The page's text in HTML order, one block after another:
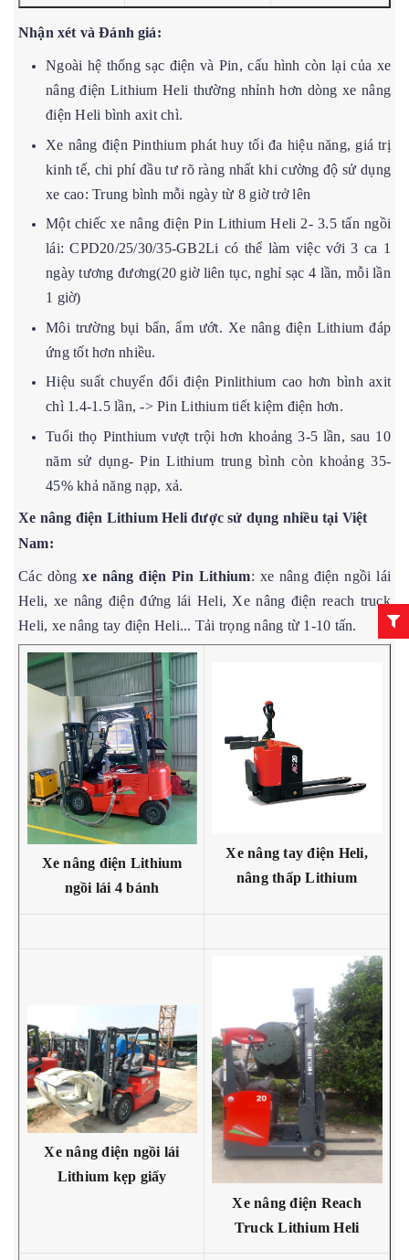
Nhận xét và Đánh giá:
Ngoài hệ thống sạc điện và Pin, cấu hình còn lại của xe
nâng điện Lithium Heli thường nhỉnh hơn dòng xe nâng
điện Heli bình axit chì.
Xe nâng điện Pinthium phát huy tối đa hiệu năng, giá trị
kinh tế, chi phí đầu tư rõ ràng nhất khi cường độ sử dụng
xe cao: Trung bình mỗi ngày từ 8 giờ trở lên
Một chiếc xe nâng điện Pin Lithium Heli 2- 3.5 tấn ngồi
lái: CPD20/25/30/35-GB2Li có thể làm việc với 3 ca 1
ngày tương đương(20 giờ liên tục, nghỉ sạc 4 lần, mỗi lần
1 giờ)
Môi trường bụi bẩn, ẩm ướt. Xe nâng điện Lithium đáp
ứng tốt hơn nhiều.
Hiệu suất chuyển đổi điện Pinlithium cao hơn bình axit
chì 1.4-1.5 lần, -> Pin Lithium tiết kiệm điện hơn.
Tuổi thọ Pinthium vượt trội hơn khoảng 3-5 lần, sau 10
năm sử dụng- Pin Lithium trung bình còn khoảng 35-
45% khả năng nạp, xả.
Xe nâng điện Lithium Heli được sử dụng nhiều tại Việt
Nam:
Các dòngxe nâng điện Pin Lithium: xe nâng điện ngồi lái
Heli, xe nâng điện đứng lái Heli, Xe nâng điện reach truck
Heli, xe nâng tay điện Heli... Tải trọng nâng từ 1-10 tấn.
Xe nâng điện Lithium
ngồi lái 4 bánh
Xe nâng tay điện Heli,
nâng thấp Lithium
Xe nâng điện ngồi lái
Lithium kẹp giấy
Xe nâng điện Reach
Truck Lithium Heli